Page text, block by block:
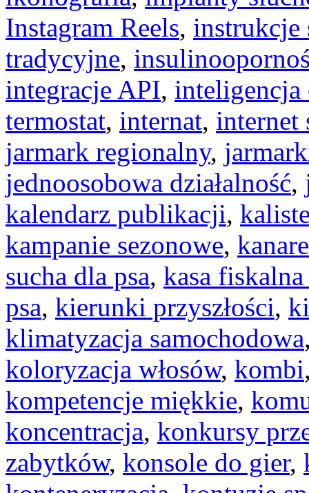
Instagram Reels, instrukcje
tradycyjne,
integracje API, inteligencja
termostat, internat, internet
jarmark regionalny,
jednoosobowa działalność,
kalendarz publikacji,
kampanie sezonowe,
sucha dla psa, kasa
psa, kierunki przyszłości,
klimatyzacja samochodowa
koloryzacja włosów, kombi
kompetencje miękkie,
koncentracja, konkursy
zabytków, konsole do gier,